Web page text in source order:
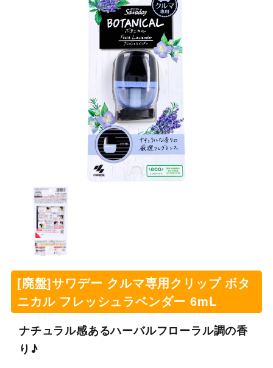
[廃盤]サワデー クルマ専用クリップ ボタ
ニカル フレッシュラベンダー 6mL
ナチュラル感あるハーバルフローラル調の香
り♪